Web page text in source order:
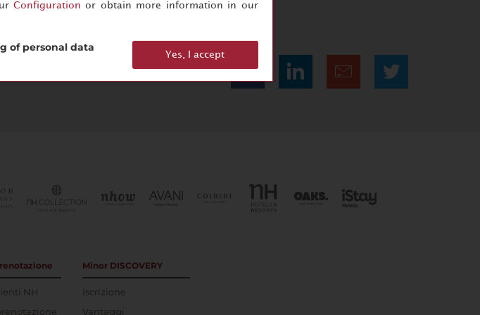
Condividi
NH
Minor DISCOVERY
Iscrizione
Vantaggi
Configuration or obtain more information in our
of personal data
Yes, I accept